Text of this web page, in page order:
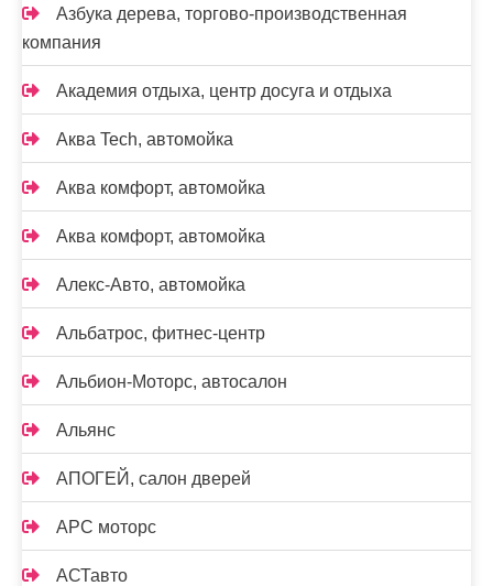
Азбука дерева, торгово-производственная
компания
Академия отдыха, центр досуга и отдыха
Аква Tech, автомойка
Аква комфорт, автомойка
Аква комфорт, автомойка
Алекс-Авто, автомойка
Альбатрос, фитнес-центр
Альбион-Моторс, автосалон
Альянс
АПОГЕЙ, салон дверей
АРС моторс
АСТавто